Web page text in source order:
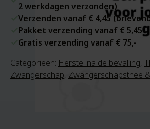
2 werkdagen verzonden)
Verzenden vanaf € 4,45
Pakket verzending vanaf € 5,45
Gratis verzending vanaf € 75,-
Categorieën: Herstel na de bevalling,
Zwangerschap, Zwangerschapsthee